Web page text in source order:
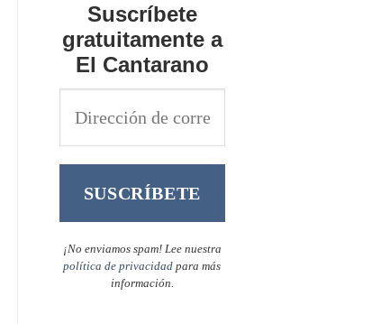
Suscríbete
gratuitamente a
El Cantarano
¡No enviamos spam! Lee nuestra
política de privacidad para más
información.